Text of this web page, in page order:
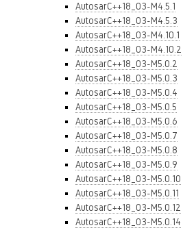
AutosarC++18_03-M4.5.1
AutosarC++18_03-M4.5.3
AutosarC++18_03-M4.10.1
AutosarC++18_03-M4.10.2
AutosarC++18_03-M5.0.2
AutosarC++18_03-M5.0.3
AutosarC++18_03-M5.0.4
AutosarC++18_03-M5.0.5
AutosarC++18_03-M5.0.6
AutosarC++18_03-M5.0.7
AutosarC++18_03-M5.0.8
AutosarC++18_03-M5.0.9
AutosarC++18_03-M5.0.10
AutosarC++18_03-M5.0.11
AutosarC++18_03-M5.0.12
AutosarC++18_03-M5.0.14